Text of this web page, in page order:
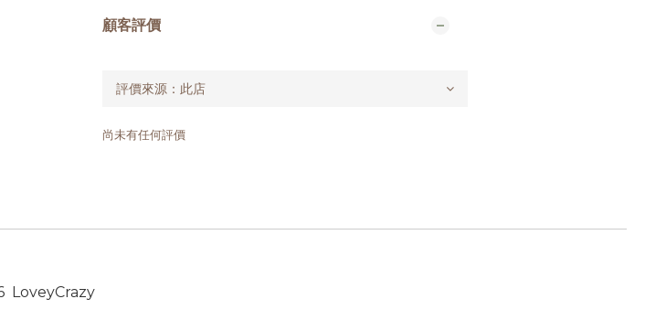
顧客評價
尚未有任何評價
LoveyCrazy